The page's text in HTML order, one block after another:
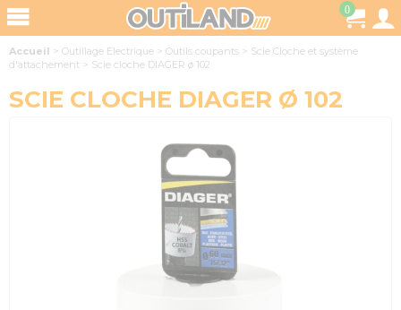
0
Accueil > Outillage Electrique > Outils coupants > Scie Cloche et système
d'attachement > Scie cloche DIAGER ø 102
SCIE CLOCHE DIAGER Ø 102